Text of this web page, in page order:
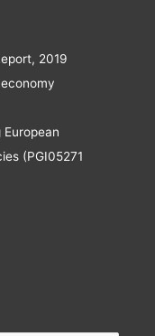
2019
(PGI05271